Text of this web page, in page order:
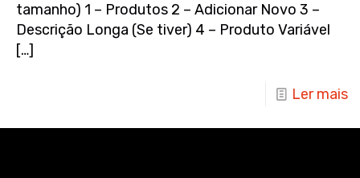
tamanho) 1 – Produtos 2 – Adicionar Novo 3 –
Descrição Longa (Se tiver) 4 – Produto Variável
[…]
Ler mais